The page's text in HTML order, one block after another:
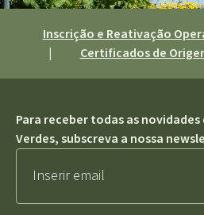
Inscrição e Reativação
|
Certificados de
Para receber todas as novidades
Verdes, subscreva a nossa